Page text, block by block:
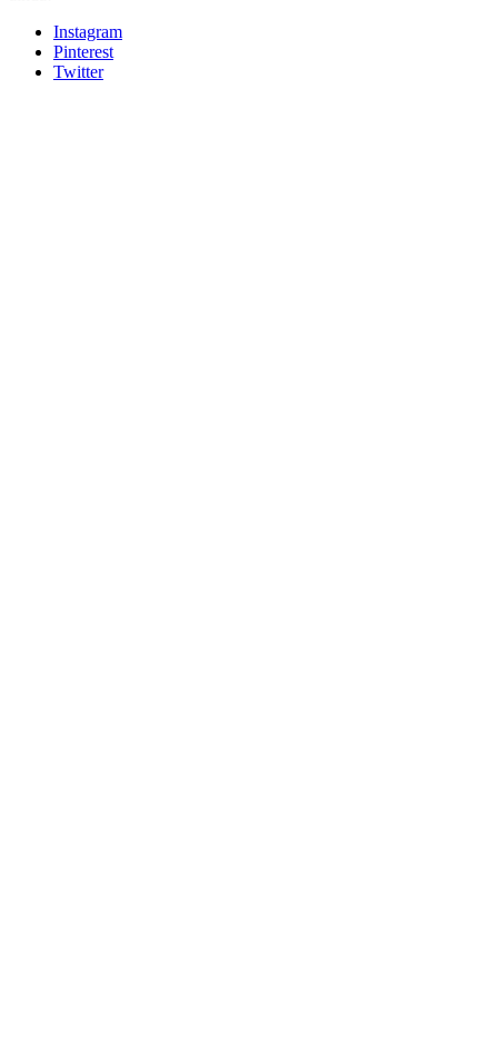
Instagram
Pinterest
Twitter